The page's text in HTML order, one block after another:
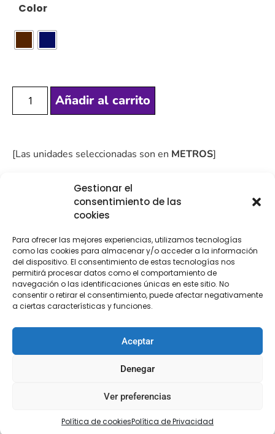
Gestionar el
consentimiento de las
cookies
Para ofrecer las mejores experiencias, utilizamos tecnologías
como las cookies para almacenar y/o acceder a la información
del dispositivo. El consentimiento de estas tecnologías nos
permitirá procesar datos como el comportamiento de
navegación o las identificaciones únicas en este sitio. No
consentir o retirar el consentimiento, puede afectar negativamente
a ciertas características y funciones.
Aceptar
Denegar
Ver preferencias
Política de cookiesPolítica de Privacidad
Color
Añadir al carrito
[Las unidades seleccionadas son en METROS]
SEGURA
Descripción
Información adicional
Descripción
Ref. 130621